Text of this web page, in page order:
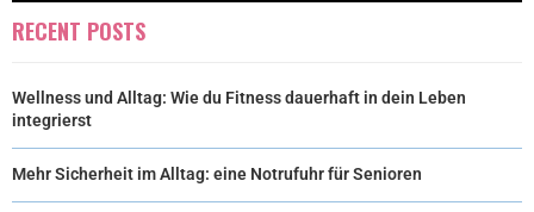
RECENT POSTS
Wellness und Alltag: Wie du Fitness dauerhaft in dein Leben
integrierst
Mehr Sicherheit im Alltag: eine Notrufuhr für Senioren